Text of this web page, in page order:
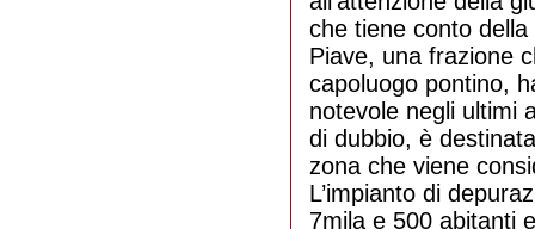
che tiene conto
Piave, una frazione
capoluogo pontino,
notevole negli ultimi
di dubbio, è
zona che viene
L’impianto di
7mila e 500 abitanti